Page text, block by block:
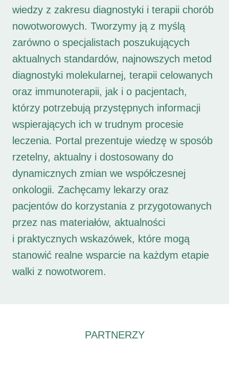
wiedzy z zakresu diagnostyki i terapii chorób
nowotworowych. Tworzymy ją z myślą
zarówno o specjalistach poszukujących
aktualnych standardów, najnowszych metod
diagnostyki molekularnej, terapii celowanych
oraz immunoterapii, jak i o pacjentach,
którzy potrzebują przystępnych informacji
wspierających ich w trudnym procesie
leczenia. Portal prezentuje wiedzę w sposób
rzetelny, aktualny i dostosowany do
dynamicznych zmian we współczesnej
onkologii. Zachęcamy lekarzy oraz
pacjentów do korzystania z przygotowanych
przez nas materiałów, aktualności
i praktycznych wskazówek, które mogą
stanowić realne wsparcie na każdym etapie
walki z nowotworem.
PARTNERZY